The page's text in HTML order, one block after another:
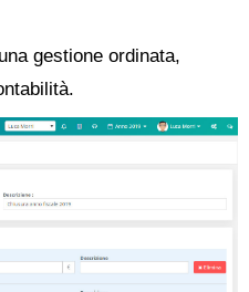
gestione ordinata,